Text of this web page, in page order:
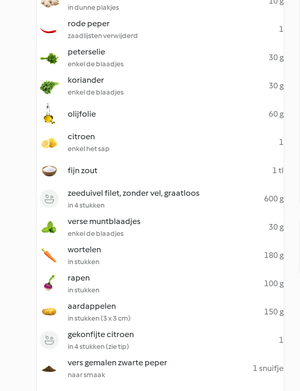
in dunne plakjes
rode peper
zaadlijsten verwijderd
1
peterselie
enkel de blaadjes
30 g
koriander
enkel de blaadjes
30 g
olijfolie 60 g
citroen
enkel het sap
1
fijn zout 1 tl
zeeduivel filet, zonder vel, graatloos
in 4 stukken
600 g
verse muntblaadjes
enkel de blaadjes
30 g
wortelen
in stukken
180 g
rapen
in stukken
100 g
aardappelen
in stukken (3 x 3 cm)
150 g
gekonfijte citroen
in 4 stukken (zie tip)
1
vers gemalen zwarte peper
naar smaak
1 snuifje